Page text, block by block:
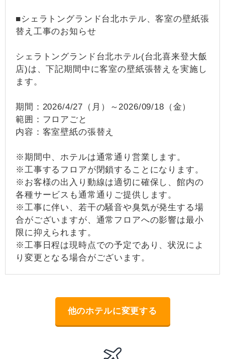
■シェラトングランド台北ホテル、客室の壁紙張
替え工事のお知らせ
シェラトングランド台北ホテル(台北喜来登大飯
店)は、下記期間中に客室の壁紙張替えを実施し
ます。
期間：2026/4/27（月）～2026/09/18（金）
範囲：フロアごと
内容：客室壁紙の張替え
※期間中、ホテルは通常通り営業します。
※工事するフロアが閉鎖することになります。
※お客様の出入り動線は適切に確保し、館内の
各種サービスも通常通りご提供します。
※工事に伴い、若干の騒音や臭気が発生する場
合がございますが、通常フロアへの影響は最小
限に抑えられます。
※工事日程は現時点での予定であり、状況によ
り変更となる場合がございます。
他のホテルに変更する